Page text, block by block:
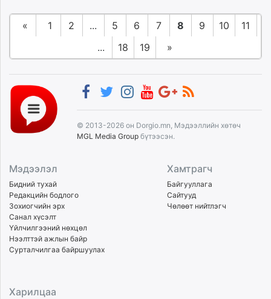
« 1 2 ... 5 6 7 8 9 10
11
...
18 19 »
© 2013-2026 он Dorgio.mn, Мэдээллийн хөтөч
MGL Media Group бүтээсэн.
Мэдээлэл
Бидний тухай
Редакцийн бодлого
Зохиогчийн эрх
Санал хүсэлт
Үйлчилгээний нөхцөл
Нээлттэй ажлын байр
Сурталчилгаа байршуулах
Хамтрагч
Байгууллага
Сайтууд
Чөлөөт нийтлэгч
Харилцаа